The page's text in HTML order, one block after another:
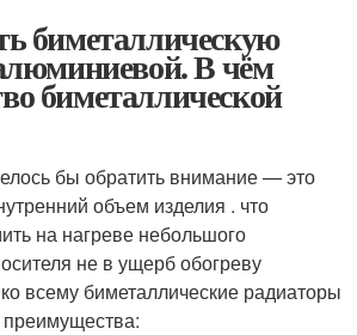
биметаллическую
В чём
биметаллической
бы обратить внимание — это
объем изделия . что
на нагреве небольшого
не в ущерб обогреву
всему биметаллические радиаторы